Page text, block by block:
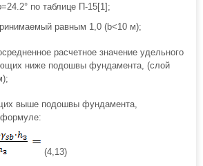
по таблице П-15[1];
равным 1,0 (b<10 м);
расчетное значение удельного
ниже подошвы фундамента, (слой
выше подошвы фундамента,
(4,13)